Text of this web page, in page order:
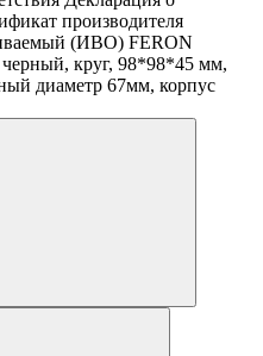
производителя
(ИВО) FERON
круг, 98*98*45 мм,
диаметр 67мм, корпус